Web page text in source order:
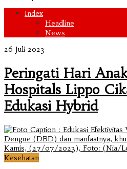
Index
Headline
News
26 Juli 2023
Peringati Hari
Hospitals Lippo
Edukasi Hybrid
Kesehatan